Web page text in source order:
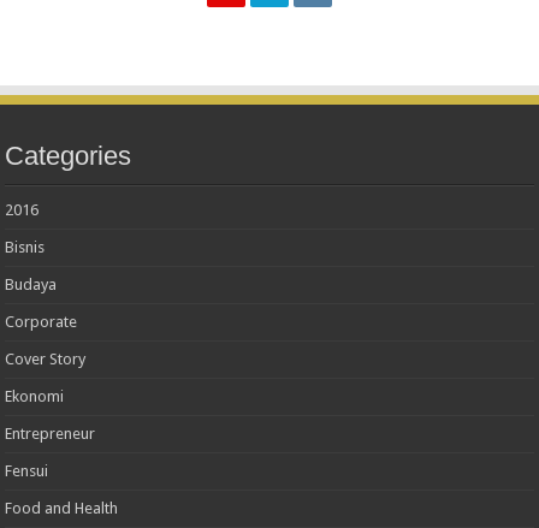
Categories
2016
Bisnis
Budaya
Corporate
Cover Story
Ekonomi
Entrepreneur
Fensui
Food and Health